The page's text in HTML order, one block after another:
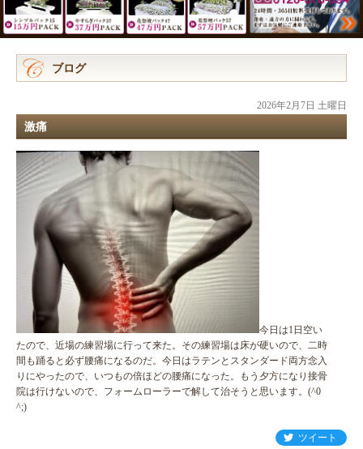
ブログ
2026年2月7日 土曜日
激痛
今日は1日空い
たので、近場の練習場に行って来た。その練習場は床が硬いので、二時
間も踊ると必ず腰痛になるのだ。今日はラテンとスタンダード両方念入
りにやったので、いつもの倍ほどの腰痛になった。もう夕方になり接骨
院は行けないので、フォームローラーで解して治そうと思います。(^0
^;)
ツイート